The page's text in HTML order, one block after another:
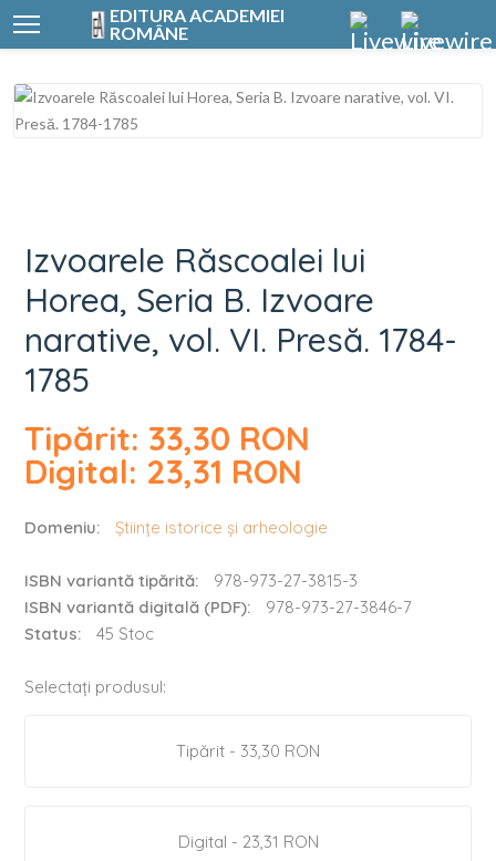
EDITURA ACADEMIEI
ROMÂNE
Izvoarele
Izvoarele Răscoalei lui
Horea, Seria B. Izvoare
narative, vol. VI. Presă. 1784-
1785
Tipărit: 33,30 RON
Digital: 23,31 RON
Domeniu: Științe istorice și arheologie
ISBN variantă tipărită:
978-973-27-3815-3
ISBN variantă digitală (PDF):
978-973-27-3846-7
Status:
45 Stoc
Selectați produsul:
Tipărit - 33,30 RON
Digital - 23,31 RON